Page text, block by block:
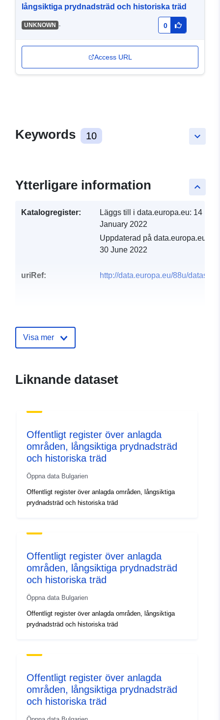
långsiktiga prydnadsträd och historiska träd
UNKNOWN - 0
Access URL
keyboard_arrow_down
Keywords 10
keyboard_arrow_up
Ytterligare information
Katalogregister: Läggs till i data.europa.eu: 14
January 2022
Uppdaterad på data.europa.eu:
30 June 2022
uriRef: http://data.europa.eu/88u/dataset/
Visa mer
Liknande dataset
Offentligt register över anlagda
områden, långsiktiga prydnadsträd
och historiska träd
Öppna data Bulgarien
Offentligt register över anlagda områden, långsiktiga
prydnadsträd och historiska träd
Offentligt register över anlagda
områden, långsiktiga prydnadsträd
och historiska träd
Öppna data Bulgarien
Offentligt register över anlagda områden, långsiktiga
prydnadsträd och historiska träd
Offentligt register över anlagda
områden, långsiktiga prydnadsträd
och historiska träd